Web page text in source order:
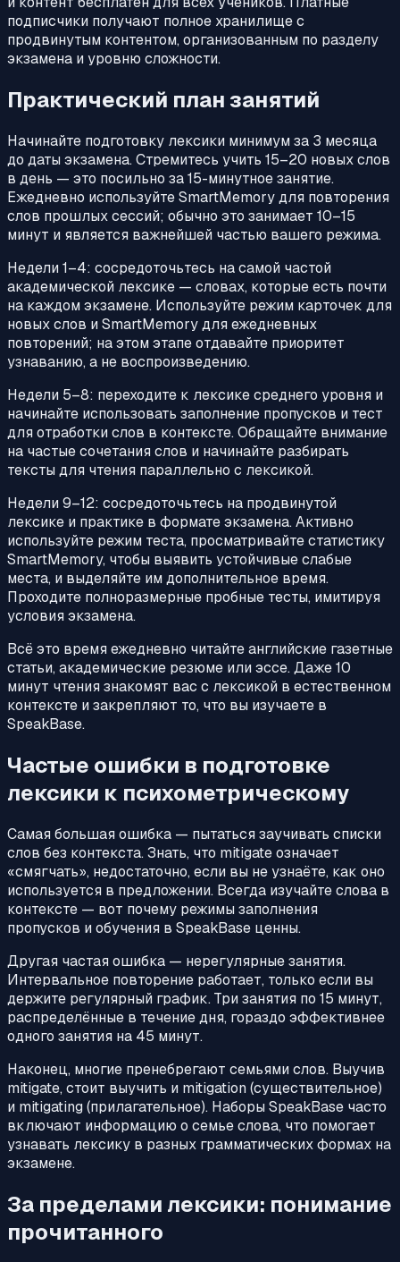
подписчики получают полное хранилище с
продвинутым контентом, организованным по разделу
экзамена и уровню сложности.
Практический план занятий
Начинайте подготовку лексики минимум за 3 месяца
до даты экзамена. Стремитесь учить 15–20 новых слов
в день — это посильно за 15-минутное занятие.
Ежедневно используйте SmartMemory для повторения
слов прошлых сессий; обычно это занимает 10–15
минут и является важнейшей частью вашего режима.
Недели 1–4: сосредоточьтесь на самой частой
академической лексике — словах, которые есть почти
на каждом экзамене. Используйте режим карточек для
новых слов и SmartMemory для ежедневных
повторений; на этом этапе отдавайте приоритет
узнаванию, а не воспроизведению.
Недели 5–8: переходите к лексике среднего уровня и
начинайте использовать заполнение пропусков и тест
для отработки слов в контексте. Обращайте внимание
на частые сочетания слов и начинайте разбирать
тексты для чтения параллельно с лексикой.
Недели 9–12: сосредоточьтесь на продвинутой
лексике и практике в формате экзамена. Активно
используйте режим теста, просматривайте статистику
SmartMemory, чтобы выявить устойчивые слабые
места, и выделяйте им дополнительное время.
Проходите полноразмерные пробные тесты, имитируя
условия экзамена.
Всё это время ежедневно читайте английские газетные
статьи, академические резюме или эссе. Даже 10
минут чтения знакомят вас с лексикой в естественном
контексте и закрепляют то, что вы изучаете в
SpeakBase.
Частые ошибки в подготовке
лексики к психометрическому
Самая большая ошибка — пытаться заучивать списки
слов без контекста. Знать, что mitigate означает
«смягчать», недостаточно, если вы не узнаёте, как оно
используется в предложении. Всегда изучайте слова в
контексте — вот почему режимы заполнения
пропусков и обучения в SpeakBase ценны.
Другая частая ошибка — нерегулярные занятия.
Интервальное повторение работает, только если вы
держите регулярный график. Три занятия по 15 минут,
распределённые в течение дня, гораздо эффективнее
одного занятия на 45 минут.
Наконец, многие пренебрегают семьями слов. Выучив
mitigate, стоит выучить и mitigation (существительное)
и mitigating (прилагательное). Наборы SpeakBase часто
включают информацию о семье слова, что помогает
узнавать лексику в разных грамматических формах на
экзамене.
За пределами лексики: понимание
прочитанного